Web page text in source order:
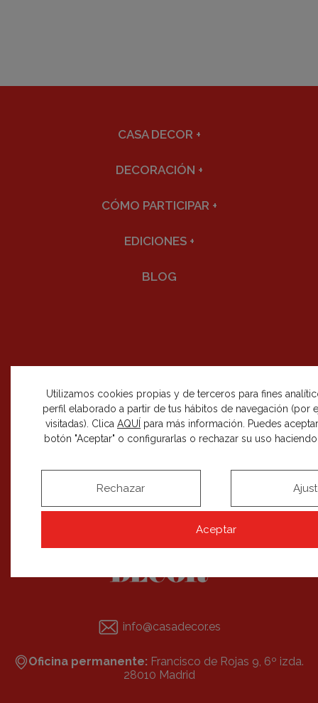
Utilizamos cookies propias y de terceros para fines
perfil elaborado a partir de tus hábitos de navegación (por
visitadas). Clica AQUÍ para más información. Puedes
botón "Aceptar" o configurarlas o rechazar su uso
Aceptar
Rechazar
CASA DECOR +
DECORACIÓN +
CÓMO PARTICIPAR +
EDICIONES +
BLOG
info@casadecor.es
Oficina permanente: Francisco de Rojas 9, 6º izda.
28010 Madrid